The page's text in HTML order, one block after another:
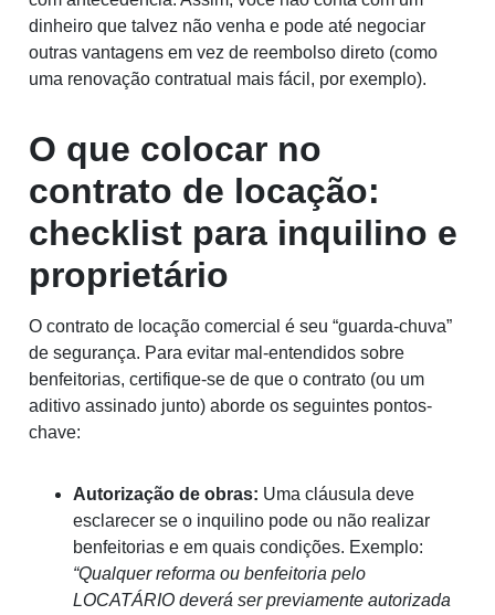
dinheiro que talvez não venha e pode até negociar
outras vantagens em vez de reembolso direto (como
uma renovação contratual mais fácil, por exemplo).
O que colocar no
contrato de locação:
checklist para inquilino e
proprietário
O contrato de locação comercial é seu “guarda-chuva”
de segurança. Para evitar mal-entendidos sobre
benfeitorias, certifique-se de que o contrato (ou um
aditivo assinado junto) aborde os seguintes pontos-
chave:
Autorização de obras: Uma cláusula deve
esclarecer se o inquilino pode ou não realizar
benfeitorias e em quais condições. Exemplo:
“Qualquer reforma ou benfeitoria pelo
LOCATÁRIO deverá ser previamente autorizada